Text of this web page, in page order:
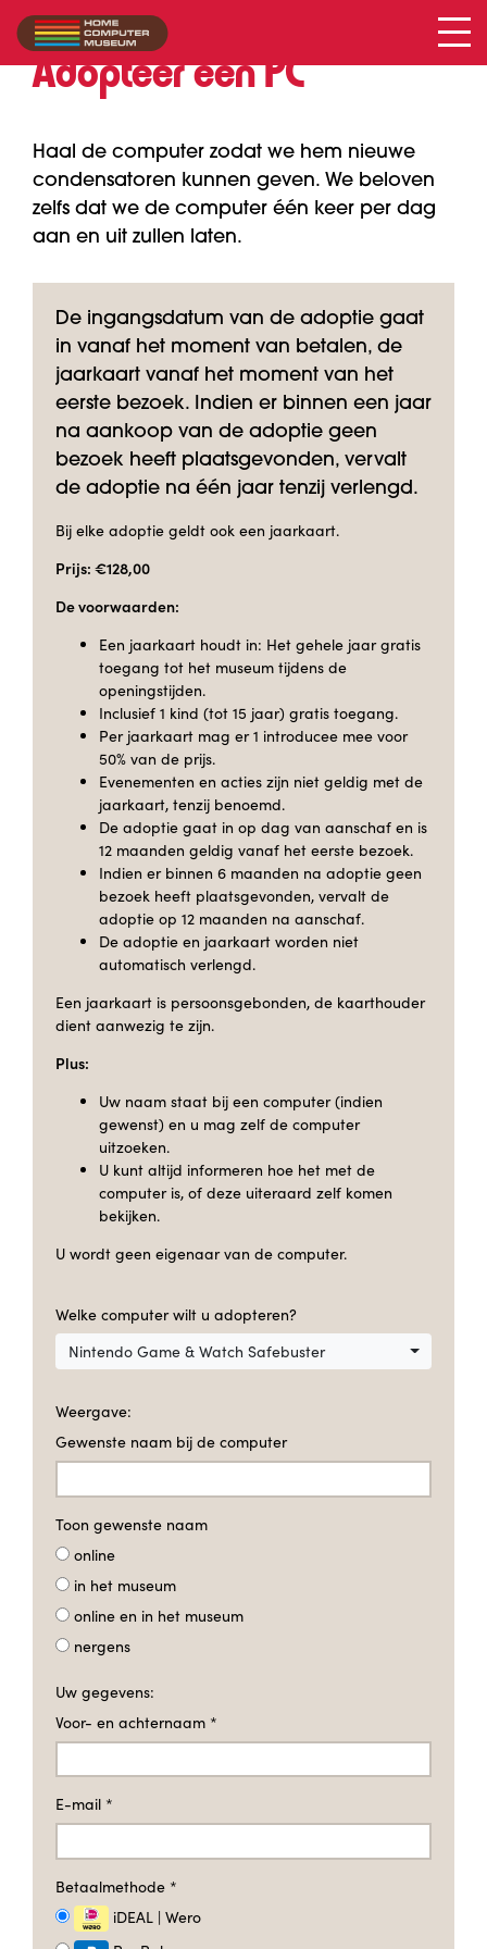
Adopteer een PC
Haal de computer zodat we hem nieuwe
condensatoren kunnen geven. We beloven
zelfs dat we de computer één keer per dag
aan en uit zullen laten.
De ingangsdatum van de adoptie gaat
in vanaf het moment van betalen, de
jaarkaart vanaf het moment van het
eerste bezoek. Indien er binnen een jaar
na aankoop van de adoptie geen
bezoek heeft plaatsgevonden, vervalt
de adoptie na één jaar tenzij verlengd.
Bij elke adoptie geldt ook een jaarkaart.
Prijs: €128,00
De voorwaarden:
Een jaarkaart houdt in: Het gehele jaar gratis
toegang tot het museum tijdens de
openingstijden.
Inclusief 1 kind (tot 15 jaar) gratis toegang.
Per jaarkaart mag er 1 introducee mee voor
50% van de prijs.
Evenementen en acties zijn niet geldig met de
jaarkaart, tenzij benoemd.
De adoptie gaat in op dag van aanschaf en is
12 maanden geldig vanaf het eerste bezoek.
Indien er binnen 6 maanden na adoptie geen
bezoek heeft plaatsgevonden, vervalt de
adoptie op 12 maanden na aanschaf.
De adoptie en jaarkaart worden niet
automatisch verlengd.
Een jaarkaart is persoonsgebonden, de kaarthouder
dient aanwezig te zijn.
Plus:
Uw naam staat bij een computer (indien
gewenst) en u mag zelf de computer
uitzoeken.
U kunt altijd informeren hoe het met de
computer is, of deze uiteraard zelf komen
bekijken.
U wordt geen eigenaar van de computer.
Welke computer wilt u adopteren?
Nintendo Game & Watch Safebuster
Weergave:
Gewenste naam bij de computer
Toon gewenste naam
online
in het museum
online en in het museum
nergens
Uw gegevens:
Voor- en achternaam *
E-mail *
Betaalmethode *
iDEAL | Wero